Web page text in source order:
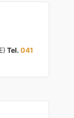
Tel. 041